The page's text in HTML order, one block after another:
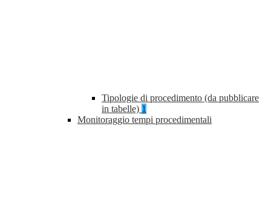
Tipologie di procedimento (da pubblicare
in tabelle) 1
Monitoraggio tempi procedimentali